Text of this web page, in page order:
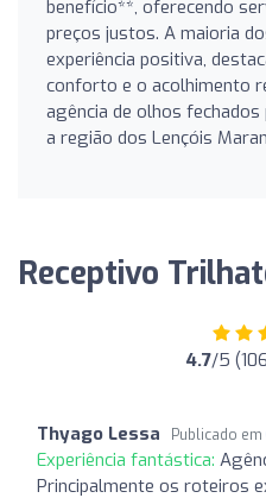
benefício**, oferecendo
preços justos. A maioria
experiência positiva,
conforto e o acolhimento
agência de olhos
a região dos Lençóis
Receptivo
4.7/5
Thyago Lessa Publicado em
Experiência fantástica:
Principalmente os roteiros